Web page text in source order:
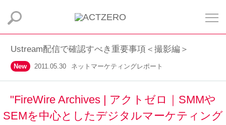
Ustream配信で確認すべき重要事項＜撮影編＞
New 2011.05.30 ネットマーケティングレポート
"FireWire Archives | アクトゼロ｜SMMや
SEMを中心としたデジタルマーケティング